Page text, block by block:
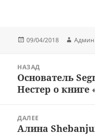
Опубликовано
09/04/2018 Автор
Админ
записям
НАЗАД
Предыдущая
запись:
Основатель
Нестер о книге
ДАЛЕЕ
Следующая
Алина